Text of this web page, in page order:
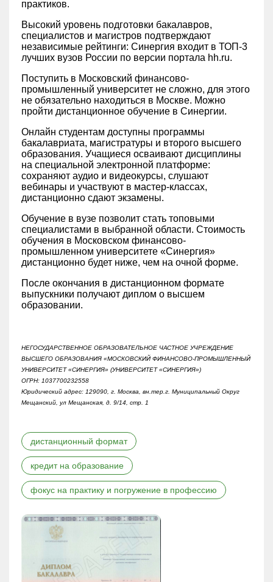
дистанционный формат
кредит на образование
фокус на практику и погружение в профессию
практиков.
Высокий уровень подготовки бакалавров,
специалистов и магистров подтверждают
независимые рейтинги: ‎Синергия входит в ТОП-3
лучших вузов России по версии портала hh.ru.
Поступить в Московский финансово-
промышленный университет не сложно, для этого
не обязательно находиться в Москве. Можно
пройти дистанционное обучение в Синергии.
Онлайн студентам доступны программы
бакалавриата, магистратуры и второго высшего
образования. Учащиеся осваивают дисциплины
на специальной электронной платформе:
сохраняют аудио и видеокурсы, слушают
вебинары и участвуют в мастер-классах,
дистанционно сдают экзамены.
Обучение в вузе позволит стать топовыми
специалистами в выбранной области. Стоимость
обучения в Московском финансово-
промышленном университете «‎Синергия»‎
дистанционно будет ниже, чем на очной форме.
После окончания в дистанционном формате
выпускники получают диплом о высшем
образовании.
НЕГОСУДАРСТВЕННОЕ ОБРАЗОВАТЕЛЬНОЕ ЧАСТНОЕ УЧРЕЖДЕНИЕ
ВЫСШЕГО ОБРАЗОВАНИЯ «МОСКОВСКИЙ ФИНАНСОВО-ПРОМЫШЛЕННЫЙ
УНИВЕРСИТЕТ «СИНЕРГИЯ» (УНИВЕРСИТЕТ «СИНЕРГИЯ»)
ОГРН: 1037700232558
Юридический адрес: 129090, г. Москва, вн.тер.г. Муниципальный Округ
Мещанский, ул Мещанская, д. 9/14, стр. 1